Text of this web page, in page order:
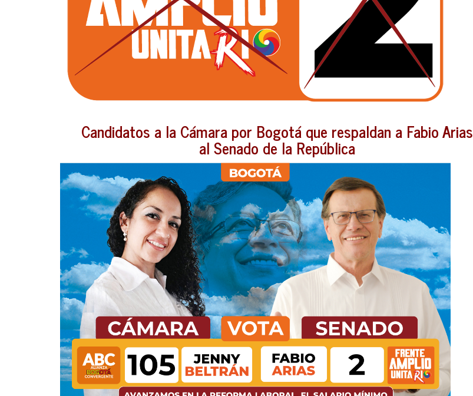
Candidatos a la Cámara por Bogotá que respaldan a Fabio Arias
al Senado de la República